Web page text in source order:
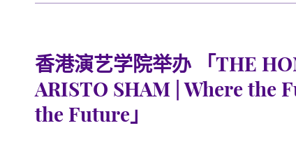
香港演艺学院举办 「THE
ARISTO SHAM | Where the
the Future」